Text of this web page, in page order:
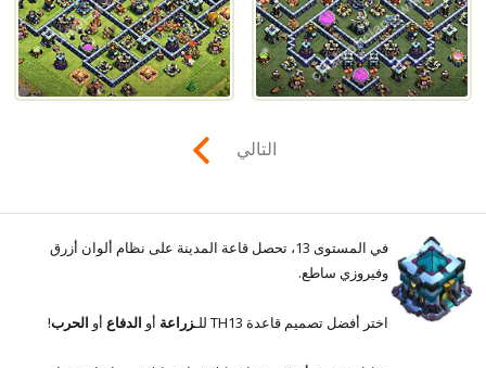
التالي
في المستوى 13، تحصل قاعة المدينة على نظام ألوان أزرق
وفيروزي ساطع.
اختر أفضل تصميم قاعدة TH13 للـ زراعة أو الدفاع أو الحرب!